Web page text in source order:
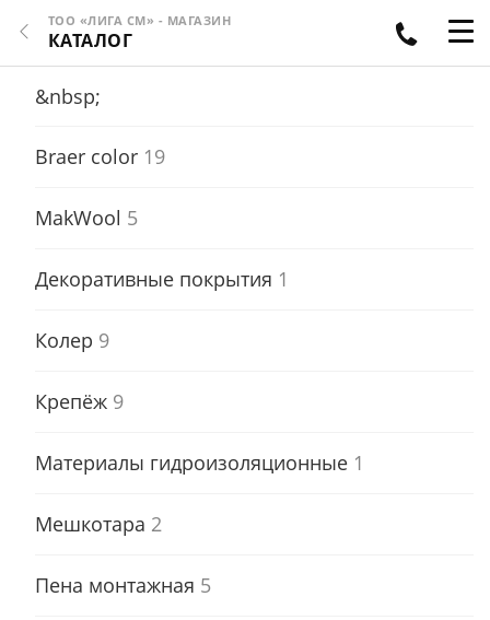
ТОО «ЛИГА СМ» - МАГАЗИН
КАТАЛОГ
&nbsp;
Braer color 19
MakWool 5
Декоративные покрытия 1
Колер 9
Крепёж 9
Материалы гидроизоляционные 1
Мешкотара 2
Пена монтажная 5